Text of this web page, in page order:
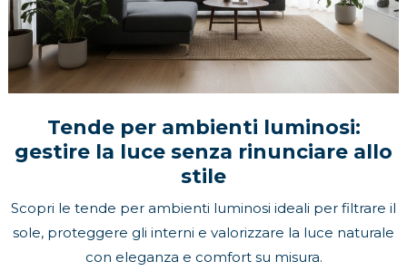
Tende per ambienti luminosi:
gestire la luce senza rinunciare allo
stile
Scopri le tende per ambienti luminosi ideali per filtrare il
sole, proteggere gli interni e valorizzare la luce naturale
con eleganza e comfort su misura.